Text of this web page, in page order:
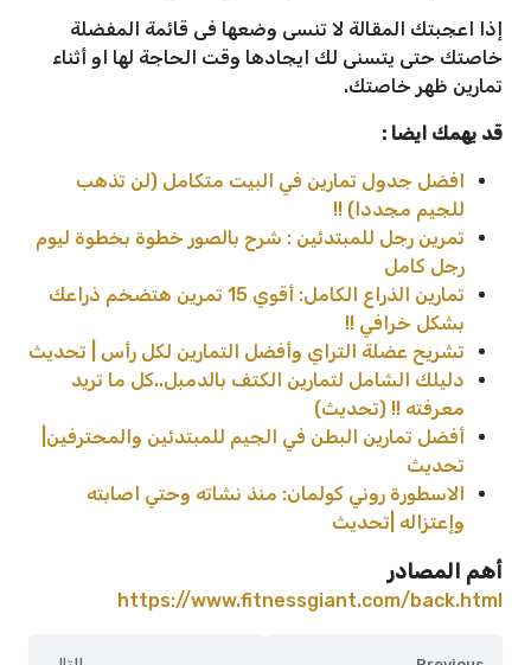
إذا اعجبتك المقالة لا تنسى وضعها فى قائمة المفضلة
خاصتك حتى يتسنى لك ايجادها وقت الحاجة لها او أثناء
تمارين ظهر خاصتك.
قد يهمك ايضا :
افضل جدول تمارين في البيت متكامل (لن تذهب
للجيم مجددا) !!
تمرين رجل للمبتدئين : شرح بالصور خطوة بخطوة ليوم
رجل كامل
تمارين الذراع الكامل: أقوي 15 تمرين هتضخم ذراعك
بشكل خرافي !!
تشريح عضلة التراي وأفضل التمارين لكل رأس | تحديث
دليلك الشامل لتمارين الكتف بالدمبل..كل ما تريد
معرفته !! (تحديث)
أفضل تمارين البطن في الجيم للمبتدئين والمحترفين|
تحديث
الاسطورة روني كولمان: منذ نشاته وحتي اصابته
وإعتزاله |تحديث
أهم المصادر
https://www.fitnessgiant.com/back.html